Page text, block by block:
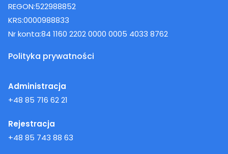
REGON:522988852
KRS:0000988833
Nr konta:84 1160 2202 0000 0005 4033 8762
Polityka prywatności
Administracja
+48 85 716 62 21
Rejestracja
+48 85 743 88 63